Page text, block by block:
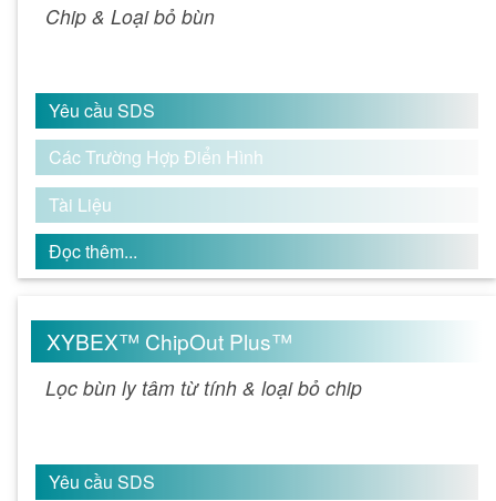
Chip & Loại bỏ bùn
Yêu cầu SDS
Các Trường Hợp Điển Hình
Tài Liệu
Đọc thêm...
XYBEX™ ChipOut Plus™
Lọc bùn ly tâm từ tính & loại bỏ chip
Yêu cầu SDS